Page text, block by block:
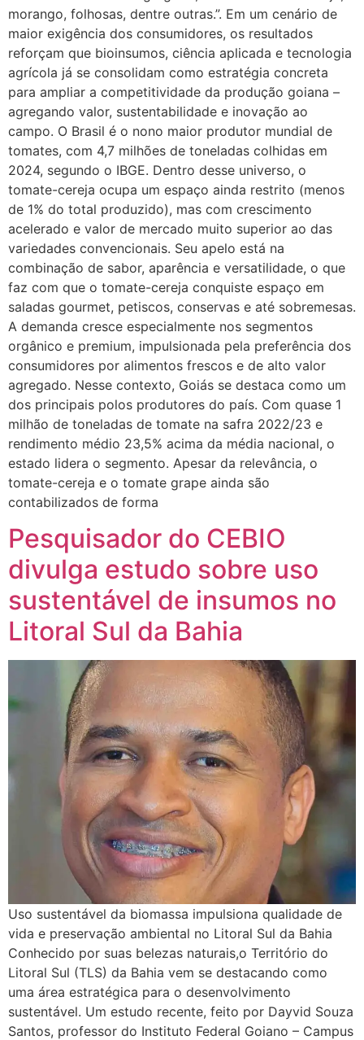
morango, folhosas, dentre outras.”. Em um cenário de
maior exigência dos consumidores, os resultados
reforçam que bioinsumos, ciência aplicada e tecnologia
agrícola já se consolidam como estratégia concreta
para ampliar a competitividade da produção goiana –
agregando valor, sustentabilidade e inovação ao
campo. O Brasil é o nono maior produtor mundial de
tomates, com 4,7 milhões de toneladas colhidas em
2024, segundo o IBGE. Dentro desse universo, o
tomate-cereja ocupa um espaço ainda restrito (menos
de 1% do total produzido), mas com crescimento
acelerado e valor de mercado muito superior ao das
variedades convencionais. Seu apelo está na
combinação de sabor, aparência e versatilidade, o que
faz com que o tomate-cereja conquiste espaço em
saladas gourmet, petiscos, conservas e até sobremesas.
A demanda cresce especialmente nos segmentos
orgânico e premium, impulsionada pela preferência dos
consumidores por alimentos frescos e de alto valor
agregado. Nesse contexto, Goiás se destaca como um
dos principais polos produtores do país. Com quase 1
milhão de toneladas de tomate na safra 2022/23 e
rendimento médio 23,5% acima da média nacional, o
estado lidera o segmento. Apesar da relevância, o
tomate-cereja e o tomate grape ainda são
contabilizados de forma
Pesquisador do CEBIO
divulga estudo sobre uso
sustentável de insumos no
Litoral Sul da Bahia
Uso sustentável da biomassa impulsiona qualidade de
vida e preservação ambiental no Litoral Sul da Bahia
Conhecido por suas belezas naturais,o Território do
Litoral Sul (TLS) da Bahia vem se destacando como
uma área estratégica para o desenvolvimento
sustentável. Um estudo recente, feito por Dayvid Souza
Santos, professor do Instituto Federal Goiano – Campus